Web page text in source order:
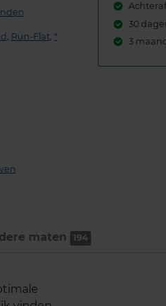
, Run-Flat, *
30
3
maten 194